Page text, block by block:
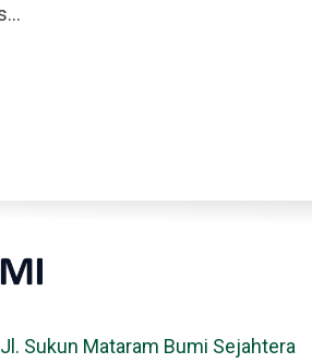
Jl. Sukun Mataram Bumi Sejahtera